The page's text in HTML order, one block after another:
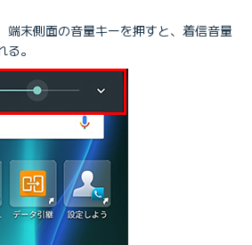
端末側面の音量キーを押すと、着信音量
。